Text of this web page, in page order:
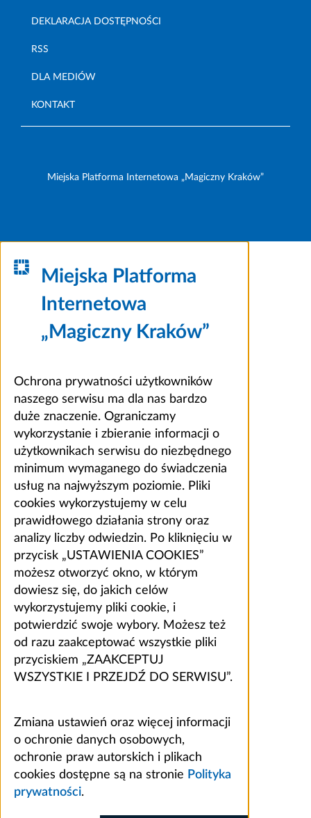
DEKLARACJA DOSTĘPNOŚCI
RSS
DLA MEDIÓW
KONTAKT
Miejska Platforma Internetowa „Magiczny Kraków”
Miejska Platforma
Internetowa
„Magiczny Kraków”
Ochrona prywatności użytkowników
naszego serwisu ma dla nas bardzo
duże znaczenie. Ograniczamy
wykorzystanie i zbieranie informacji o
użytkownikach serwisu do niezbędnego
minimum wymaganego do świadczenia
usług na najwyższym poziomie. Pliki
cookies wykorzystujemy w celu
prawidłowego działania strony oraz
analizy liczby odwiedzin. Po kliknięciu w
przycisk „USTAWIENIA COOKIES”
możesz otworzyć okno, w którym
dowiesz się, do jakich celów
wykorzystujemy pliki cookie, i
potwierdzić swoje wybory. Możesz też
od razu zaakceptować wszystkie pliki
przyciskiem „ZAAKCEPTUJ
WSZYSTKIE I PRZEJDŹ DO SERWISU”.
Zmiana ustawień oraz więcej informacji
o ochronie danych osobowych,
ochronie praw autorskich i plikach
cookies dostępne są na stronie Polityka
prywatności.